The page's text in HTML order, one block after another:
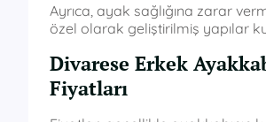
Ayrıca, ayak sağlığına zarar
özel olarak geliştirilmiş yapılar
Divarese Erkek
Fiyatları